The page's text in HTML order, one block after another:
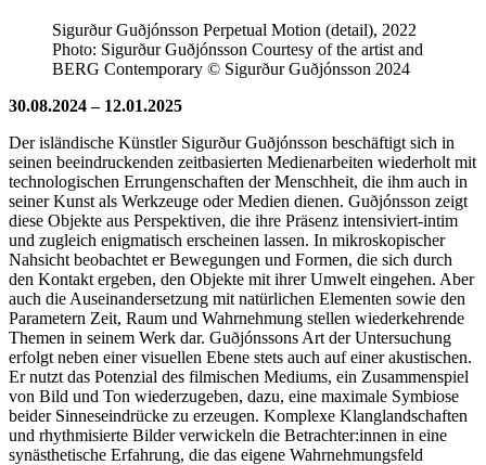
Sigurður Guðjónsson Perpetual Motion (detail), 2022
Photo: Sigurður Guðjónsson Courtesy of the artist and
BERG Contemporary © Sigurður Guðjónsson 2024
30.08.2024 – 12.01.2025
Der isländische Künstler Sigurður Guðjónsson beschäftigt sich in
seinen beeindruckenden zeitbasierten Medienarbeiten wiederholt mit
technologischen Errungenschaften der Menschheit, die ihm auch in
seiner Kunst als Werkzeuge oder Medien dienen. Guðjónsson zeigt
diese Objekte aus Perspektiven, die ihre Präsenz intensiviert-intim
und zugleich enigmatisch erscheinen lassen. In mikroskopischer
Nahsicht beobachtet er Bewegungen und Formen, die sich durch
den Kontakt ergeben, den Objekte mit ihrer Umwelt eingehen. Aber
auch die Auseinandersetzung mit natürlichen Elementen sowie den
Parametern Zeit, Raum und Wahrnehmung stellen wiederkehrende
Themen in seinem Werk dar. Guðjónssons Art der Untersuchung
erfolgt neben einer visuellen Ebene stets auch auf einer akustischen.
Er nutzt das Potenzial des filmischen Mediums, ein Zusammenspiel
von Bild und Ton wiederzugeben, dazu, eine maximale Symbiose
beider Sinneseindrücke zu erzeugen. Komplexe Klanglandschaften
und rhythmisierte Bilder verwickeln die Betrachter:innen in eine
synästhetische Erfahrung, die das eigene Wahrnehmungsfeld